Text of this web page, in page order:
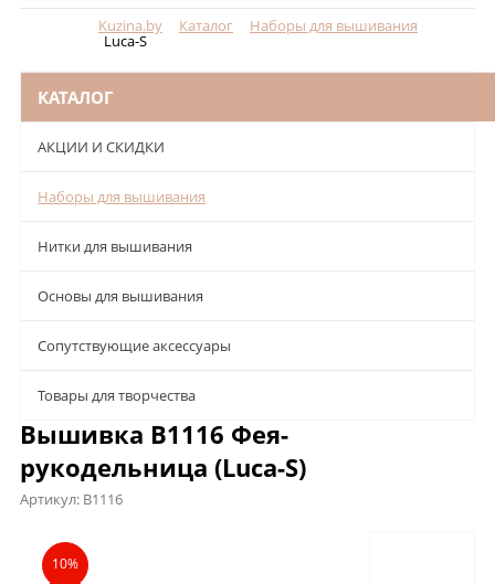
Kuzina.by Каталог Наборы для вышивания
Luca-S
КАТАЛОГ
АКЦИИ И СКИДКИ
Наборы для вышивания
Нитки для вышивания
Основы для вышивания
Сопутствующие аксессуары
Товары для творчества
Вышивка B1116 Фея-
рукодельница (Luca-S)
Артикул: B1116
Описание
10%